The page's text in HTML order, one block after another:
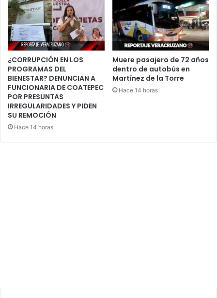
¿CORRUPCIÓN EN LOS
PROGRAMAS DEL
BIENESTAR? DENUNCIAN A
FUNCIONARIA DE COATEPEC
POR PRESUNTAS
IRREGULARIDADES Y PIDEN
SU REMOCIÓN
Hace 14 horas
Muere pasajero de 72 años
dentro de autobús en
Martínez de la Torre
Hace 14 horas